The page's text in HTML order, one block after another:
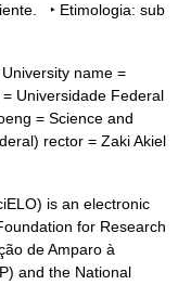
‣ Etimologia: sub
name =
Universidade Federal
= Science and
rector = Zaki Akiel
is an electronic
for Research
de Amparo à
and the National